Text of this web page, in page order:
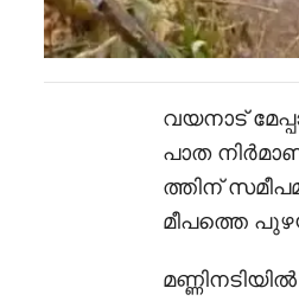
വയനാട്
പാത
ത്തിന്
മീപത്തെ